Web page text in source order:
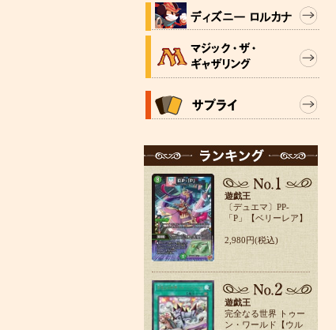
遊戯王
〔デュエマ〕PP-
「P」【ベリーレア】
2,980円(税込)
遊戯王
完全なる世界 トゥー
ン・ワールド【ウル